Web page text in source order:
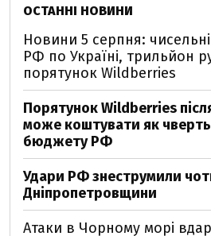
ОСТАННІ НОВИНИ
Новини 5 серпня:
РФ по Україні, трильйон
порятунок Wildberries
Порятунок Wildberries
може коштувати як
бюджету РФ
Удари РФ знеструмили
Дніпропетровщини
Атаки в Чорному морі